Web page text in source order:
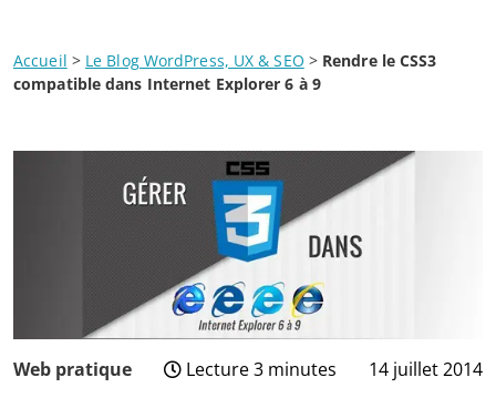
Accueil > Le Blog WordPress, UX & SEO > Rendre le CSS3
compatible dans Internet Explorer 6 à 9
Web pratique Lecture 3 minutes 14 juillet 2014
3